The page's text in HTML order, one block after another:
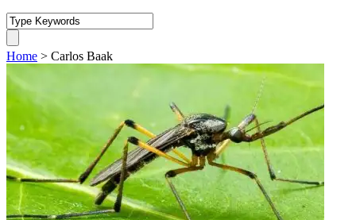
Home > Carlos Baak